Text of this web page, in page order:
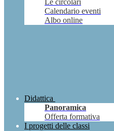
Le circolari
Calendario eventi
Albo online
Didattica
Panoramica
Offerta formativa
I progetti delle classi